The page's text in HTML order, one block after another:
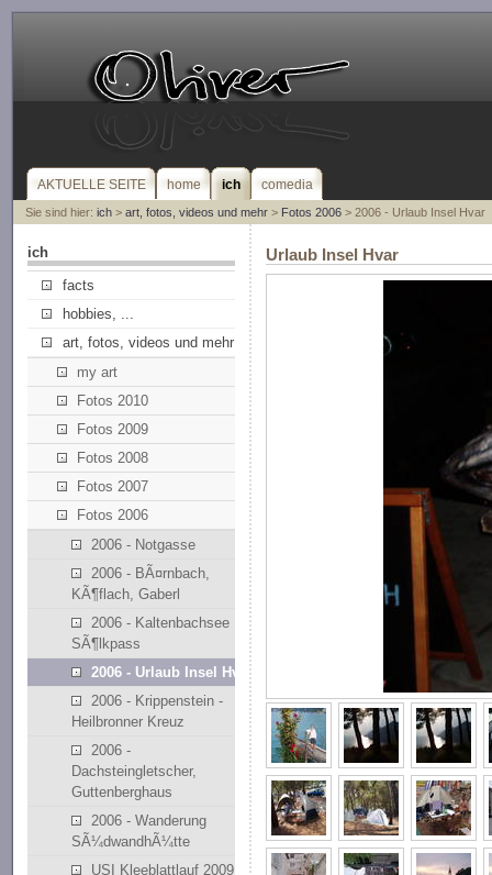
AKTUELLE SEITE home ich comedia
Sie sind hier: ich> art, fotos, videos und mehr> Fotos 2006> 2006 - Urlaub Insel Hvar
ich
facts
hobbies, ...
art, fotos, videos und mehr
my art
Fotos 2010
Fotos 2009
Fotos 2008
Fotos 2007
Fotos 2006
2006 - Notgasse
2006 - BÃ¤rnbach,
KÃ¶flach, Gaberl
2006 - Kaltenbachsee
SÃ¶lkpass
2006 - Urlaub Insel Hvar
2006 - Krippenstein -
Heilbronner Kreuz
2006 -
Dachsteingletscher,
Guttenberghaus
2006 - Wanderung
SÃ¼dwandhÃ¼tte
USI Kleeblattlauf 2009
Urlaub Insel Hvar